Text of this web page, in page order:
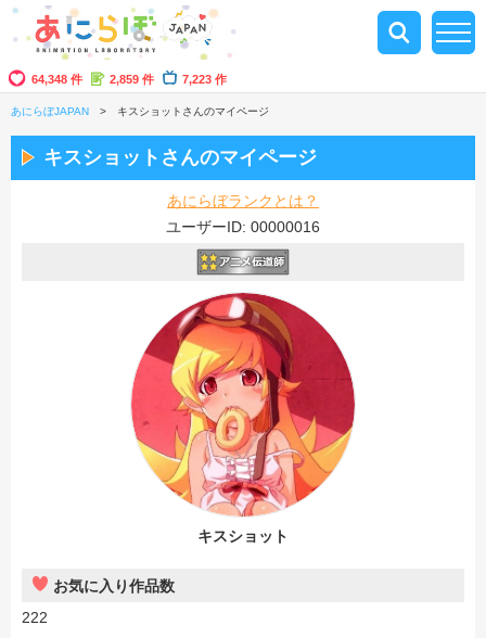
64,348 件 2,859 件 7,223 作
あにらぼJAPAN キスショットさんのマイページ
キスショットさんのマイページ
あにらぼランクとは？
ユーザーID: 00000016
キスショット
お気に入り作品数
222